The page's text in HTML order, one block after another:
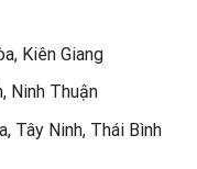
Kiên Giang
Ninh Thuận
Tây Ninh, Thái Bình